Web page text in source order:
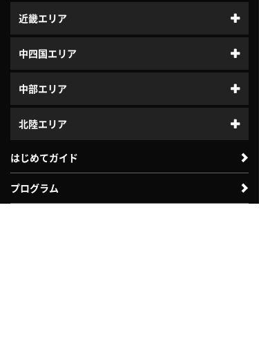
近畿エリア
中四国エリア
中部エリア
北陸エリア
はじめてガイド
プログラム